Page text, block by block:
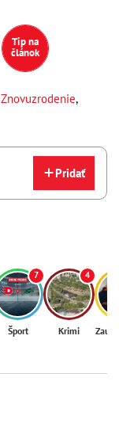
Tip na
článok
Znovuzrodenie,
Pridať
7
Šport
4
Krimi